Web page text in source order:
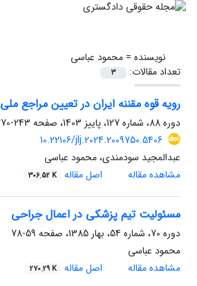
نویسنده =محمود عباسی
تعداد مقالات:
3
رویه قوه مقننه ایران در تعیین مراجع ملی
دوره 88، شماره 127، پاییز 1403، صفحه
243-270
10.22106/jlj.2024.2009750.5406
عبدالمجید سودمندی، محمود عباسی
مشاهده مقاله
اصل مقاله 306.52 K
مسئولیت تیم پزشکی در اعمال جراحی
دوره 70، شماره 54، بهار 1385، صفحه
59-78
محمود عباسی
مشاهده مقاله
اصل مقاله 270.29 K